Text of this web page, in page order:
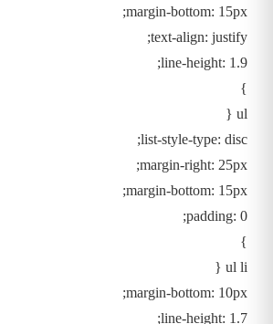
margin-bottom: 15px;
text-align: justify;
line-height: 1.9;
}
ul {
list-style-type: disc;
margin-right: 25px;
margin-bottom: 15px;
padding: 0;
}
ul li {
margin-bottom: 10px;
line-height: 1.7;